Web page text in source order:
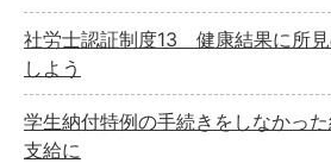
社労士認証制度13 健康結果に所
しよう
学生納付特例の手続きをしなかっ
支給に